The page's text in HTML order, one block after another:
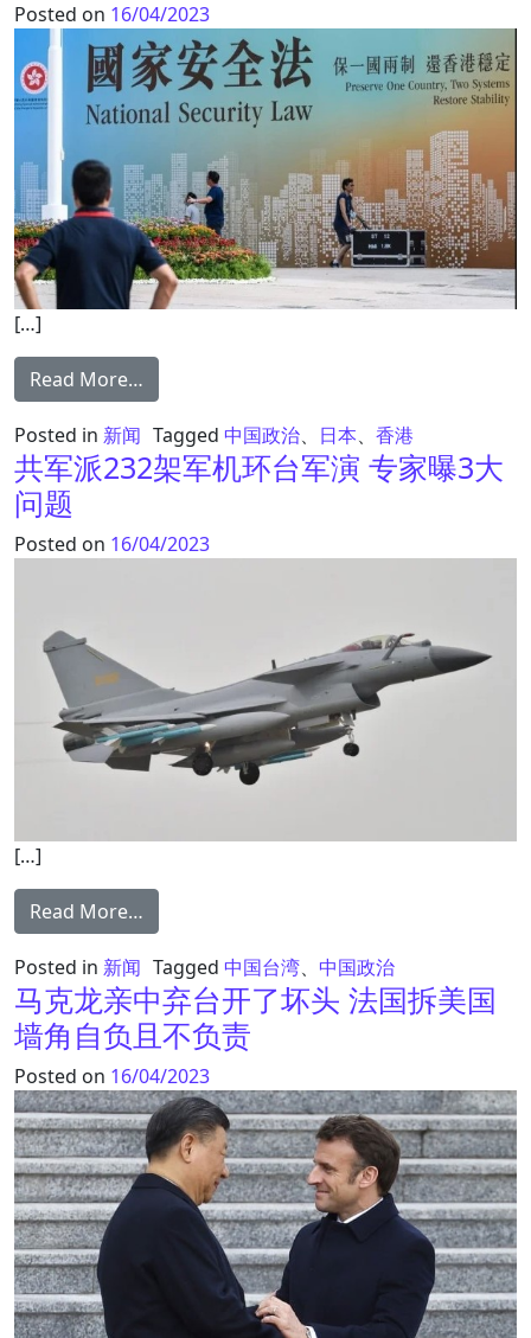
Posted on 16/04/2023
[…]
Read More…
Posted in 新闻 Tagged 中国政治、 日本、 香港
共军派232架军机环台军演 专家曝3大
问题
Posted on 16/04/2023
[…]
Read More…
Posted in 新闻 Tagged 中国台湾、 中国政治
马克龙亲中弃台开了坏头 法国拆美国
墙角自负且不负责
Posted on 16/04/2023